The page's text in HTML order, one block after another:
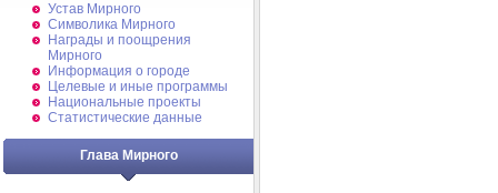
Устав Мирного
Символика Мирного
Награды и поощрения
Мирного
Информация о городе
Целевые и иные программы
Национальные проекты
Статистические данные
Глава Мирного